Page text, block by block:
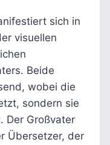
sich in
visuellen
Beide
wobei die
sondern sie
Der Großvater
Übersetzer, der